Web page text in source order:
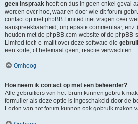
geen inspraak heeft en dus in geen enkel geval
worden over hoe, waar en door wie dit forum
contact op met phpBB Limited met vragen over
aanspreekbaarheid, ongepaste commentaar,
houden met de phpBB.com-website of de phpBB-
Limited toch e-mailt over deze software die
een korte, of helemaal geen, reactie verwachten.
Omhoog
Hoe neem ik contact op met een beheerder?
Alle gebruikers van het forum kunnen gebruik
formulier als deze optie is ingeschakeld door de
Leden van het forum kunnen ook gebruik maken